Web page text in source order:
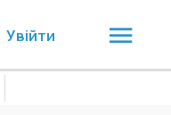
Увійти